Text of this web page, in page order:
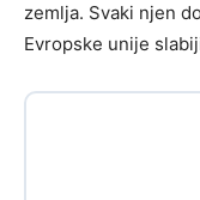
zemlja. Svaki njen
Evropske unije